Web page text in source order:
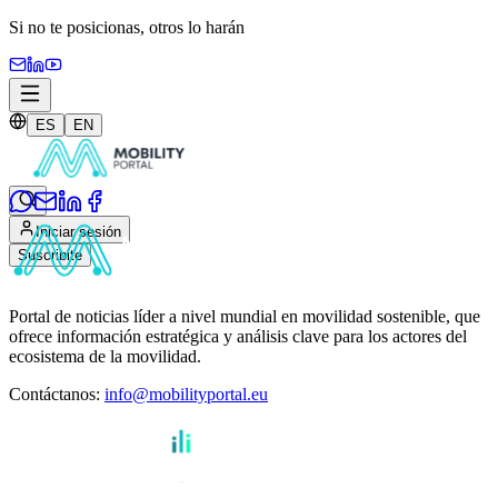
Si no te posicionas, otros lo harán
ES EN
Iniciar sesión
Suscribite
Portal de noticias líder a nivel mundial en movilidad sostenible, que
ofrece información estratégica y análisis clave para los actores del
ecosistema de la movilidad.
Contáctanos: info@mobilityportal.eu